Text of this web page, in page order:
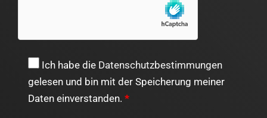
Ich habe die Datenschutzbestimmungen
gelesen und bin mit der Speicherung meiner
Daten einverstanden. *